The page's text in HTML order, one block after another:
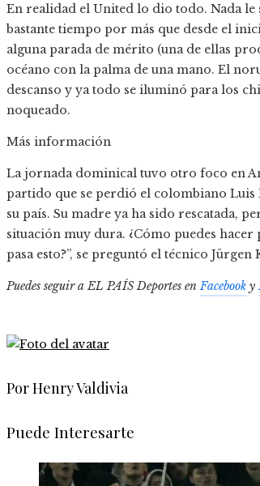
En realidad el United lo dio todo. Nada
bastante tiempo por más que desde el
alguna parada de mérito (una de ellas
océano con la palma de una mano. El
descanso y ya todo se iluminó para los
noqueado.
Más información
La jornada dominical tuvo otro foco en
partido que se perdió el colombiano Luis
su país. Su madre ya ha sido rescatada,
situación muy dura. ¿Cómo puedes
pasa esto?”, se preguntó el técnico
Puedes seguir a EL PAÍS Deportes enFacebook y
Por Henry Valdivia
Puede Interesarte